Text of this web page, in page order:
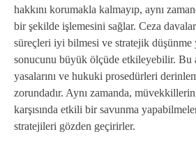
hakkını korumakla kalmayıp, aynı
bir şekilde işlemesini sağlar. Ceza
süreçleri iyi bilmesi ve stratejik düşünme
sonucunu büyük ölçüde etkileyebilir. Bu
yasalarını ve hukuki prosedürleri
zorundadır. Aynı zamanda,
karşısında etkili bir savunma
stratejileri gözden geçirirler.